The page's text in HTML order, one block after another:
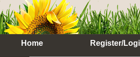
Home Register/